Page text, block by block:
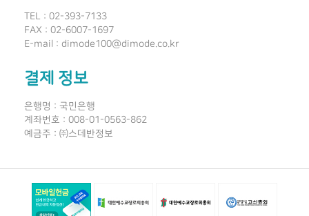
TEL : 02-393-7133
FAX : 02-6007-1697
E-mail : dimode100@dimode.co.kr
결제 정보
은행명 : 국민은행
계좌번호 : 008-01-0563-862
예금주 : ㈜스데반정보